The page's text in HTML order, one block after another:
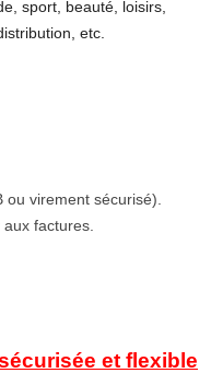
sport, beauté, loisirs,
etc.
virement sécurisé).
factures.
et flexible